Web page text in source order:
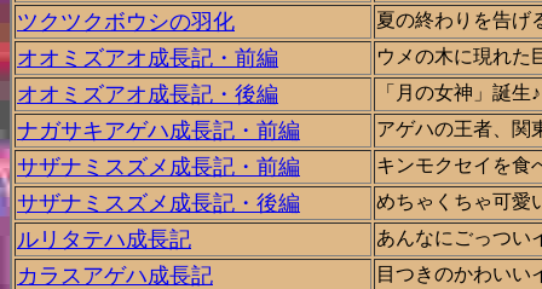
ツクツクボウシの羽化 夏の終わりを告げ
オオミズアオ成長記・前編 ウメの木に現れた
オオミズアオ成長記・後編 「月の女神」誕生♪
ナガサキアゲハ成長記・前編 アゲハの王者、関
サザナミスズメ成長記・前編 キンモクセイを食
サザナミスズメ成長記・後編 めちゃくちゃ可愛
ルリタテハ成長記 あんなにごっつ
カラスアゲハ成長記 目つきのかわいい